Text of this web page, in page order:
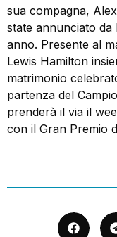
sua compagna,
state annunciato
anno. Presente al
Lewis Hamilton
matrimonio
partenza del
prenderà il via il
con il Gran Premio